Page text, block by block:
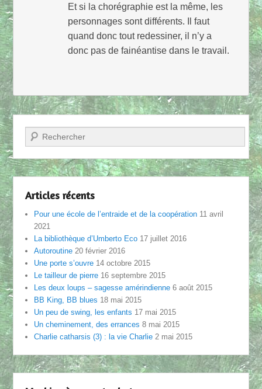
Et si la chorégraphie est la même, les
personnages sont différents. Il faut
quand donc tout redessiner, il n’y a
donc pas de fainéantise dans le travail.
Recherche
Articles récents
Pour une école de l’entraide et de la coopération 11 avril
2021
La bibliothèque d’Umberto Eco 17 juillet 2016
Autoroutine 20 février 2016
Une porte s’ouvre 14 octobre 2015
Le tailleur de pierre 16 septembre 2015
Les deux loups – sagesse amérindienne 6 août 2015
BB King, BB blues 18 mai 2015
Un peu de swing, les enfants 17 mai 2015
Un cheminement, des errances 8 mai 2015
Charlie catharsis (3) : la vie Charlie 2 mai 2015